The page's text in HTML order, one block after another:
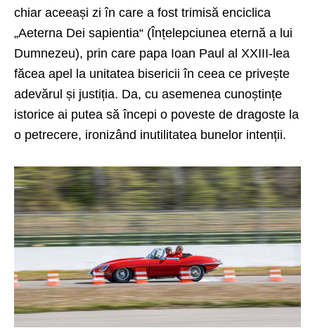
chiar aceeași zi în care a fost trimisă enciclica
„Aeterna Dei sapientia“ (Înțelepciunea eternă a lui
Dumnezeu), prin care papa Ioan Paul al XXIII-lea
făcea apel la unitatea bisericii în ceea ce privește
adevărul și justiția. Da, cu asemenea cunoștințe
istorice ai putea să începi o poveste de dragoste la
o petrecere, ironizând inutilitatea bunelor intenții.